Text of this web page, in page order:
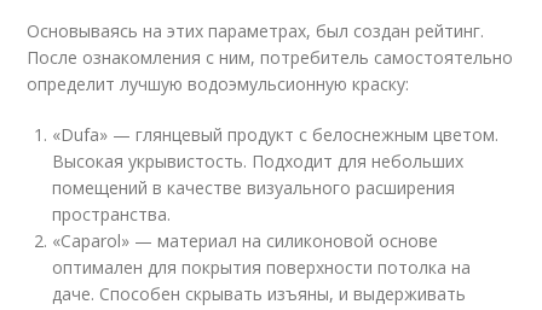
Основываясь на этих параметрах, был создан рейтинг.
После ознакомления с ним, потребитель самостоятельно
определит лучшую водоэмульсионную краску:
«Dufa» — глянцевый продукт с белоснежным цветом.
Высокая укрывистость. Подходит для небольших
помещений в качестве визуального расширения
пространства.
«Caparol» — материал на силиконовой основе
оптимален для покрытия поверхности потолка на
даче. Способен скрывать изъяны, и выдерживать